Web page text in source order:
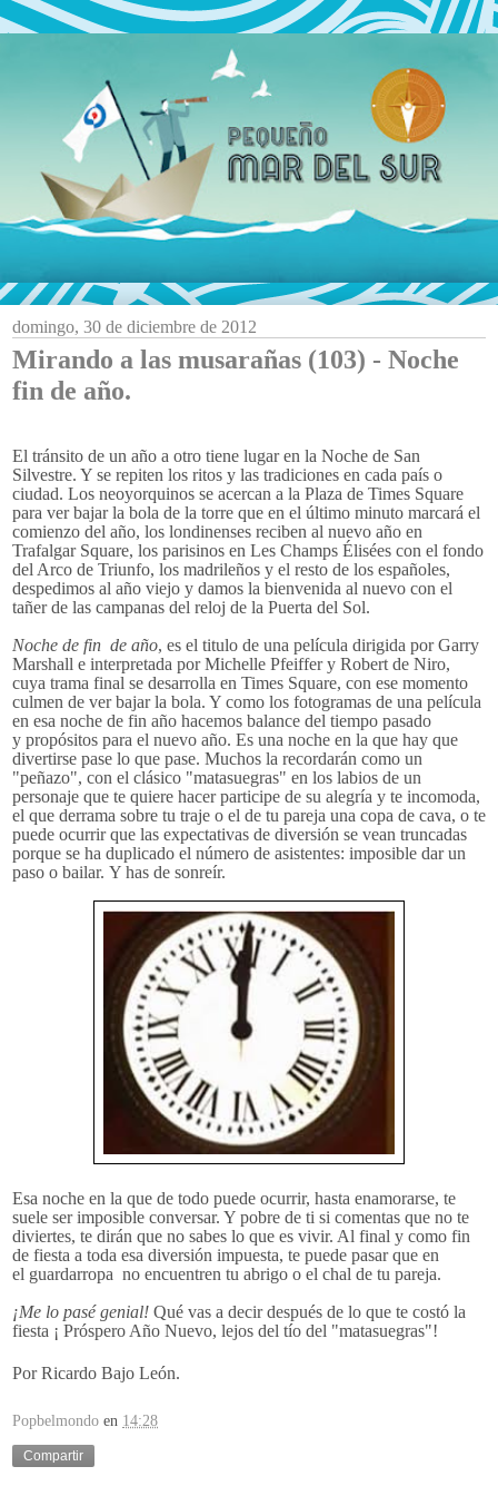
domingo, 30 de diciembre de 2012
Mirando a las musarañas (103) - Noche
fin de año.
El tránsito de un año a otro tiene lugar en la Noche de San
Silvestre. Y se repiten los ritos y las tradiciones en cada país o
ciudad. Los neoyorquinos se acercan a la Plaza de Times Square
para ver bajar la bola de la torre que en el último minuto marcará el
comienzo del año, los londinenses reciben al nuevo año en
Trafalgar Square, los parisinos en Les Champs Élisées con el fondo
del Arco de Triunfo, los madrileños y el resto de los españoles,
despedimos al año viejo y damos la bienvenida al nuevo con el
tañer de las campanas del reloj de la Puerta del Sol.
Noche de fin de año, es el titulo de una película dirigida por Garry
Marshall e interpretada por Michelle Pfeiffer y Robert de Niro,
cuya trama final se desarrolla en Times Square, con ese momento
culmen de ver bajar la bola. Y como los fotogramas de una película
en esa noche de fin año hacemos balance del tiempo pasado
y propósitos para el nuevo año. Es una noche en la que hay que
divertirse pase lo que pase. Muchos la recordarán como un
"peñazo", con el clásico "matasuegras" en los labios de un
personaje que te quiere hacer participe de su alegría y te incomoda,
el que derrama sobre tu traje o el de tu pareja una copa de cava, o te
puede ocurrir que las expectativas de diversión se vean truncadas
porque se ha duplicado el número de asistentes: imposible dar un
paso o bailar. Y has de sonreír.
Esa noche en la que de todo puede ocurrir, hasta enamorarse, te
suele ser imposible conversar. Y pobre de ti si comentas que no te
diviertes, te dirán que no sabes lo que es vivir. Al final y como fin
de fiesta a toda esa diversión impuesta, te puede pasar que en
el guardarropa no encuentren tu abrigo o el chal de tu pareja.
¡Me lo pasé genial! Qué vas a decir después de lo que te costó la
fiesta ¡ Próspero Año Nuevo, lejos del tío del "matasuegras"!
Por Ricardo Bajo León.
Popbelmondo en 14:28
Compartir